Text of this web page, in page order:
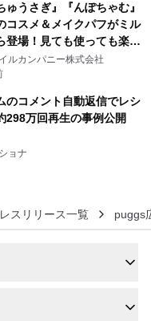
ゅうさぎ』『んぽちゃむ』
コスメ＆メイクパフがミル
登場！見ても使っても楽し
でキュートなコレクショ
ルカンパニー株式会社
のコメント自動返信でレシ
298万回再生の事例公開
ョナ
スリリース一覧 puggs